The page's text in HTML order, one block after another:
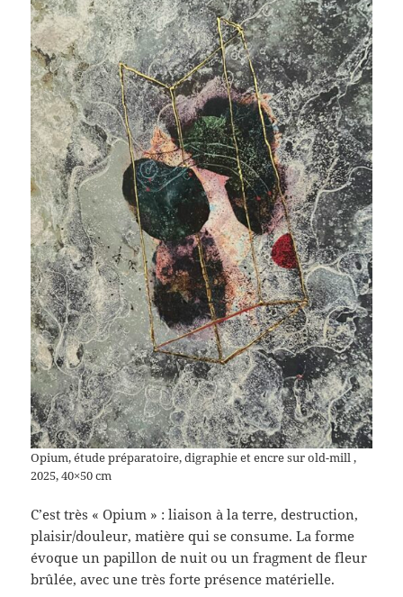
Opium, étude préparatoire, digraphie et encre sur old-mill ,
2025, 40×50 cm
C’est très « Opium » : liaison à la terre, destruction,
plaisir/douleur, matière qui se consume. La forme
évoque un papillon de nuit ou un fragment de fleur
brûlée, avec une très forte présence matérielle.